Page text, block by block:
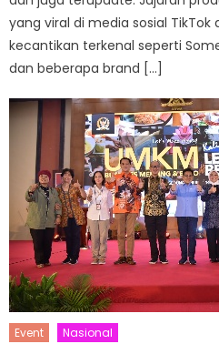
yang viral di media sosial
kecantikan terkenal seperti
dan beberapa brand […]
Event Nasional